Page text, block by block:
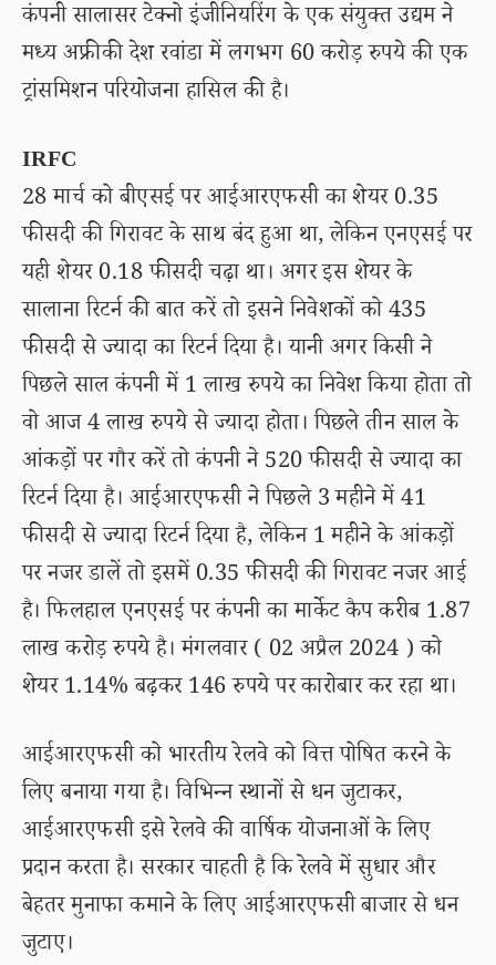
कंपनी सालासर टेक्नो इंजीनियरिंग के एक संयुक्त उद्यम ने
मध्य अफ्रीकी देश रवांडा में लगभग 60 करोड़ रुपये की एक
ट्रांसमिशन परियोजना हासिल की है।
IRFC
28 मार्च को बीएसई पर आईआरएफसी का शेयर 0.35
फीसदी की गिरावट के साथ बंद हुआ था, लेकिन एनएसई पर
यही शेयर 0.18 फीसदी चढ़ा था। अगर इस शेयर के
सालाना रिटर्न की बात करें तो इसने निवेशकों को 435
फीसदी से ज्यादा का रिटर्न दिया है। यानी अगर किसी ने
पिछले साल कंपनी में 1 लाख रुपये का निवेश किया होता तो
वो आज 4 लाख रुपये से ज्यादा होता। पिछले तीन साल के
आंकड़ों पर गौर करें तो कंपनी ने 520 फीसदी से ज्यादा का
रिटर्न दिया है। आईआरएफसी ने पिछले 3 महीने में 41
फीसदी से ज्यादा रिटर्न दिया है, लेकिन 1 महीने के आंकड़ों
पर नजर डालें तो इसमें 0.35 फीसदी की गिरावट नजर आई
है। फिलहाल एनएसई पर कंपनी का मार्केट कैप करीब 1.87
लाख करोड़ रुपये है। मंगलवार ( 02 अप्रैल 2024 ) को
शेयर 1.14% बढ़कर 146 रुपये पर कारोबार कर रहा था।
आईआरएफसी को भारतीय रेलवे को वित्त पोषित करने के
लिए बनाया गया है। विभिन्न स्थानों से धन जुटाकर,
आईआरएफसी इसे रेलवे की वार्षिक योजनाओं के लिए
प्रदान करता है। सरकार चाहती है कि रेलवे में सुधार और
बेहतर मुनाफा कमाने के लिए आईआरएफसी बाजार से धन
जुटाए।